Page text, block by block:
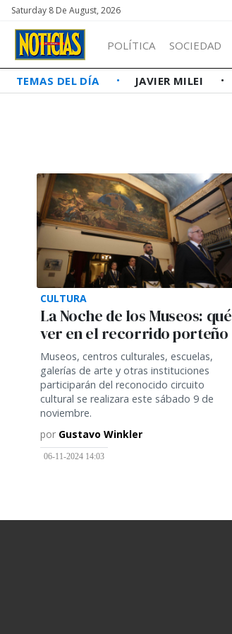
Saturday 8 De August, 2026
POLÍTICA SOCIEDAD
TEMAS DEL DÍA JAVIER MILEI
CULTURA
La Noche de los Museos: qué
ver en el recorrido porteño
Museos, centros culturales, escuelas,
galerías de arte y otras instituciones
participarán del reconocido circuito
cultural se realizara este sábado 9 de
noviembre.
por Gustavo Winkler
06-11-2024 14:03